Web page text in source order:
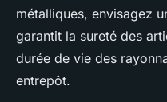
métalliques, envisagez
garantit la sureté des
durée de vie des
entrepôt.